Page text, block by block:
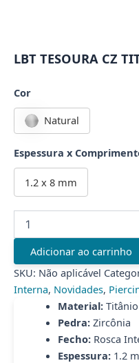
LBT TESOURA CZ
Cor
Natural
Espessura x
1.2 x 8 mm
TESOURA
CZ
TITANIO
(
CX
quantidade
Adicionar ao carrinho
SKU: Não aplicável
Interna, Novidades,
Material:Titânio
Pedra:Zircônia
Fecho:Rosca
Espessura:1.2